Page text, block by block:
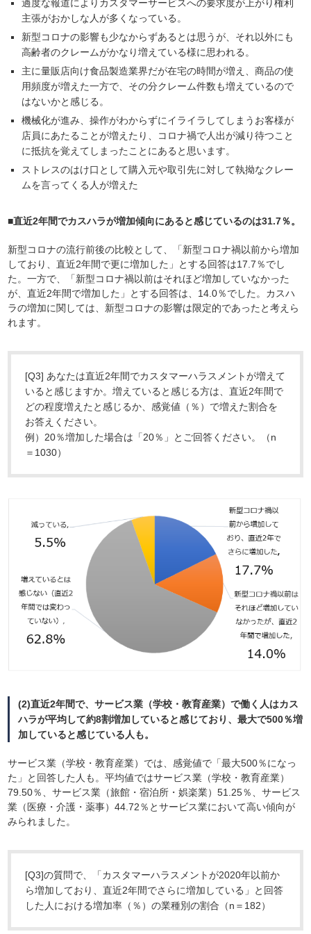
過度な報道によりカスタマーサービスへの要求度が上がり権利
主張がおかしな人が多くなっている。
新型コロナの影響も少なからずあるとは思うが、それ以外にも
高齢者のクレームがかなり増えている様に思われる。
主に量販店向け食品製造業界だが在宅の時間が増え、商品の使
用頻度が増えた一方で、その分クレーム件数も増えているので
はないかと感じる。
機械化が進み、操作がわからずにイライラしてしまうお客様が
店員にあたることが増えたり、コロナ禍で人出が減り待つこと
に抵抗を覚えてしまったことにあると思います。
ストレスのはけ口として購入元や取引先に対して執拗なクレー
ムを言ってくる人が増えた
■直近2年間でカスハラが増加傾向にあると感じているのは31.7％。
新型コロナの流行前後の比較として、「新型コロナ禍以前から増加
しており、直近2年間で更に増加した」とする回答は17.7％でし
た。一方で、「新型コロナ禍以前はそれほど増加していなかった
が、直近2年間で増加した」とする回答は、14.0％でした。カスハ
ラの増加に関しては、新型コロナの影響は限定的であったと考えら
れます。
[Q3] あなたは直近2年間でカスタマーハラスメントが増えて
いると感じますか。増えていると感じる方は、直近2年間で
どの程度増えたと感じるか、感覚値（％）で増えた割合を
お答えください。
例）20％増加した場合は「20％」とご回答ください。（n
＝1030）
(2)直近2年間で、サービス業（学校・教育産業）で働く人はカス
ハラが平均して約8割増加していると感じており、最大で500％増
加していると感じている人も。
サービス業（学校・教育産業）では、感覚値で「最大500％になっ
た」と回答した人も。平均値ではサービス業（学校・教育産業）
79.50％、サービス業（旅館・宿泊所・娯楽業）51.25％、サービス
業（医療・介護・薬事）44.72％とサービス業において高い傾向が
みられました。
[Q3]の質問で、「カスタマーハラスメントが2020年以前か
ら増加しており、直近2年間でさらに増加している」と回答
した人における増加率（％）の業種別の割合（n＝182）